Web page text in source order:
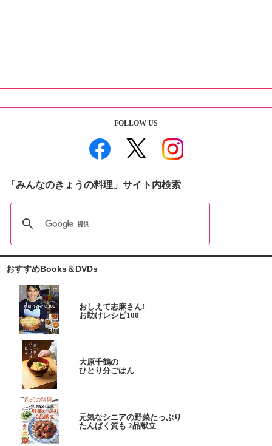
FOLLOW US
「みんなのきょうの料理」サイト内検索
おすすめBooks＆DVDs
おしえて志麻さん!
お助けレシピ100
大原千鶴の
ひとり分ごはん
元気なシニアの野菜たっぷり
たんぱく質も 2品献立